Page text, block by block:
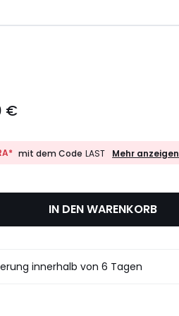
€
mit dem Code LAST
10%
LAST
Mehr anzeigen
IN DEN WARENKORB
innerhalb von 6 Tagen